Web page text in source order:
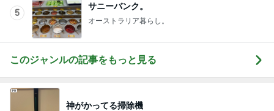
5
サニーバンク。
オーストラリア暮らし。
このジャンルの記事をもっと見る
神がかってる掃除機